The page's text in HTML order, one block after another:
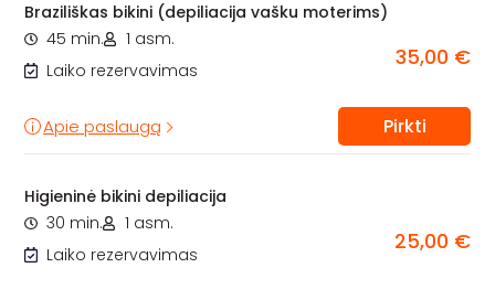
Braziliškas bikini (depiliacija vašku moterims)
45 min.
1 asm.
Laiko rezervavimas
35,00 €
Apie paslaugą Pirkti
Higieninė bikini depiliacija
30 min.
1 asm.
Laiko rezervavimas
25,00 €